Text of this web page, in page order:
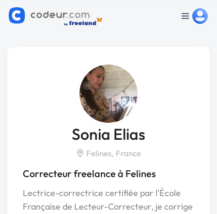
Sonia Elias
Felines, France
Correcteur freelance à Felines
Lectrice-correctrice certifiée par l'École
Française de Lecteur-Correcteur, je corrige